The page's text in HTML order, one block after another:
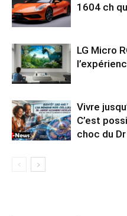
1604 ch
LG Micro
Vivre
C’est
choc du